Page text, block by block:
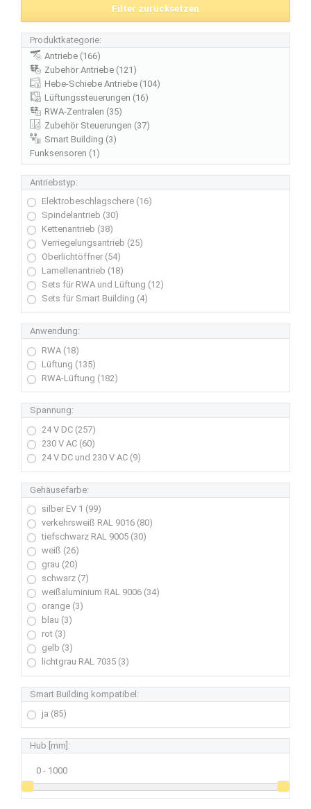
Filter zurücksetzen
Produktkategorie:
Antriebe (166)
Zubehör Antriebe (121)
Hebe-Schiebe Antriebe (104)
Lüftungssteuerungen (16)
RWA-Zentralen (35)
Zubehör Steuerungen (37)
Smart Building (3)
Funksensoren (1)
Antriebstyp:
Elektrobeschlagschere (16)
Spindelantrieb (30)
Kettenantrieb (38)
Verriegelungsantrieb (25)
Oberlichtöffner (54)
Lamellenantrieb (18)
Sets für RWA und Lüftung (12)
Sets für Smart Building (4)
Anwendung:
RWA (18)
Lüftung (135)
RWA-Lüftung (182)
Spannung:
24 V DC (257)
230 V AC (60)
24 V DC und 230 V AC (9)
Gehäusefarbe:
silber EV 1 (99)
verkehrsweiß RAL 9016 (80)
tiefschwarz RAL 9005 (30)
weiß (26)
grau (20)
schwarz (7)
weißaluminium RAL 9006 (34)
orange (3)
blau (3)
rot (3)
gelb (3)
lichtgrau RAL 7035 (3)
Smart Building kompatibel:
ja (85)
Hub [mm]: